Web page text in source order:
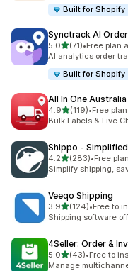
Built for Shopify
Synctrack AI
5.0별 5개 중
(71)
총 리뷰 71개
•Free plan
AI analytics order
Built for Shopify
All In One
4.9별 5개 중
(119)
총 리뷰 119개
•Free
Bulk Labels & Live
Shippo ‑
4.2별 5개 중
(283)
총 리뷰 283개
•Free
Simplify shipping,
Veeqo Shipping
3.9별 5개 중
(124)
총 리뷰 124개
•Free to
Shipping software
4Seller: Order &
5.0별 5개 중
(43)
총 리뷰 43개
•Free to
Manage